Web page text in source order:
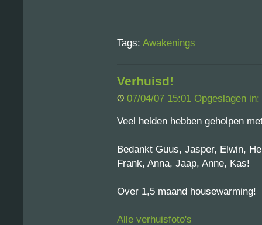
Tags: Awakenings
Verhuisd!
07/04/07 15:01 Opgeslagen in:
Veel helden hebben geholpen
Bedankt Guus, Jasper, Elwin,
Frank, Anna, Jaap, Anne, Kas!
Over 1,5 maand housewarming!
Alle verhuisfoto's